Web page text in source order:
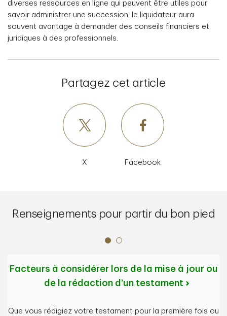
diverses ressources en ligne qui peuvent être utiles pour
savoir administrer une succession, le liquidateur aura
souvent avantage à demander des conseils financiers et
juridiques à des professionnels.
Partagez cet article
X Facebook
Renseignements pour partir du bon pied
Facteurs à considérer lors de la mise à jour ou
de la rédaction d’un testament
Que vous rédigiez votre testament pour la première fois ou